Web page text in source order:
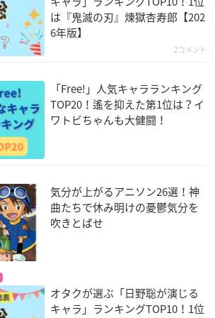
は『鬼滅の刃』煉󠄁獄杏寿郎【202
6年版】
2コメント
「Free!」人気キャラランキング
TOP20！遙を抑えた第1位は？イ
ワトビちゃんも大健闘！
気分が上がるアニソン26選！神
曲たちで休み明けの憂鬱気分を
吹きとばせ
オタクが選ぶ「日野聡が演じる
キャラ」ランキングTOP10！1位